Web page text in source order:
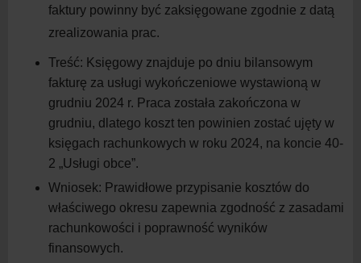
faktury powinny być zaksięgowane zgodnie z datą
zrealizowania prac.
Treść: Księgowy znajduje po dniu bilansowym
fakturę za usługi wykończeniowe wystawioną w
grudniu 2024 r. Praca została zakończona w
grudniu, dlatego koszt ten powinien zostać ujęty w
księgach rachunkowych w roku 2024, na koncie 40-
2 „Usługi obce”.
Wniosek: Prawidłowe przypisanie kosztów do
właściwego okresu zapewnia zgodność z zasadami
rachunkowości i poprawność wyników
finansowych.